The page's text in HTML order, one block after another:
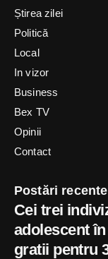
Știrea zilei
Politică
Local
In vizor
Business
Bex TV
Opinii
Contact
Postări recente
Cei trei
adolescent
gratii pentru